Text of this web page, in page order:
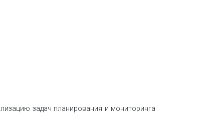
задач планирования и мониторинга